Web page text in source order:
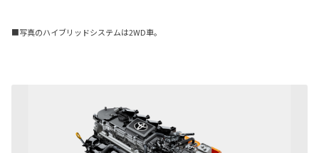
■写真のハイブリッドシステムは2WD車。